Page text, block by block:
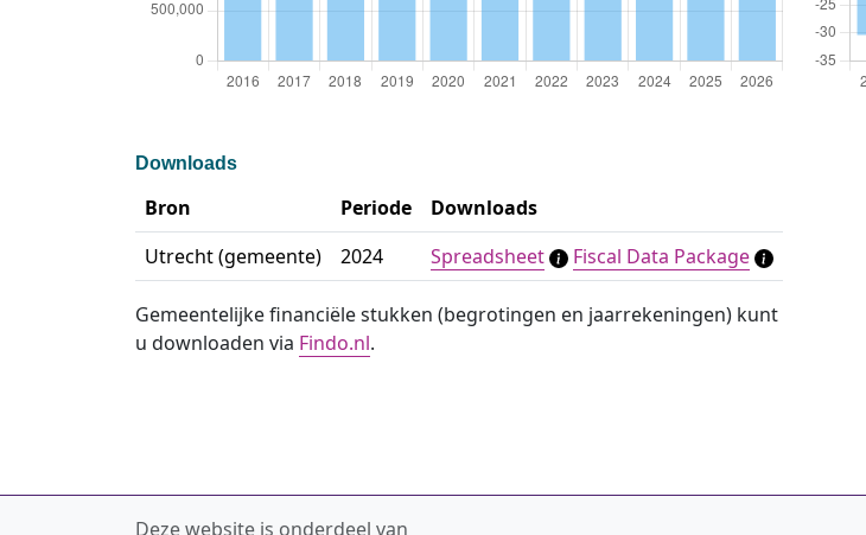
Downloads
Bron Periode
Downloads
Utrecht (gemeente)
2024 Spreadsheet Fiscal Data Package
Gemeentelijke financiële stukken (begrotingen en jaarrekeningen) kunt
u downloaden via Findo.nl.
Deze website is onderdeel van